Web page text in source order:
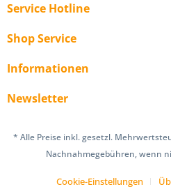
Service Hotline
Shop Service
Informationen
Newsletter
* Alle Preise inkl. gesetzl.
Nachnahmegebühren, wenn
Cookie-Einstellungen